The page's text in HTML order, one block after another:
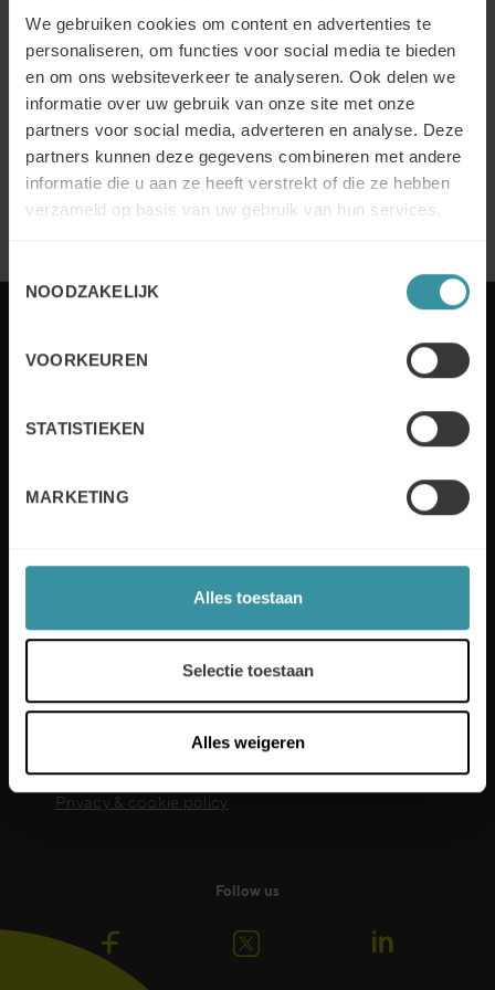
We gebruiken cookies om content en advertenties te
personaliseren, om functies voor social media te bieden
en om ons websiteverkeer te analyseren. Ook delen we
informatie over uw gebruik van onze site met onze
partners voor social media, adverteren en analyse. Deze
partners kunnen deze gegevens combineren met andere
informatie die u aan ze heeft verstrekt of die ze hebben
verzameld op basis van uw gebruik van hun services.
NOODZAKELIJK
VOORKEUREN
STATISTIEKEN
MARKETING
Alles toestaan
Selectie toestaan
Alles weigeren
De revolutie in de verkoop: 5 essentíele
vaardighede om the floreren in 2025
Lees meer
Mercuri International wins Gold and
Silver at 2025 Brandon Hall Group HCM
Excellence Awards
dan 50 landen in staat om sales excellence te
behalen. Wij bedienen onze klanten zowel lokaal als
industrie-expertise. De verschillende bewezen
verkooptechnieken en -methodieken zullen helpen
Lees meer
Useful links
Privacy & cookie policy
Follow us